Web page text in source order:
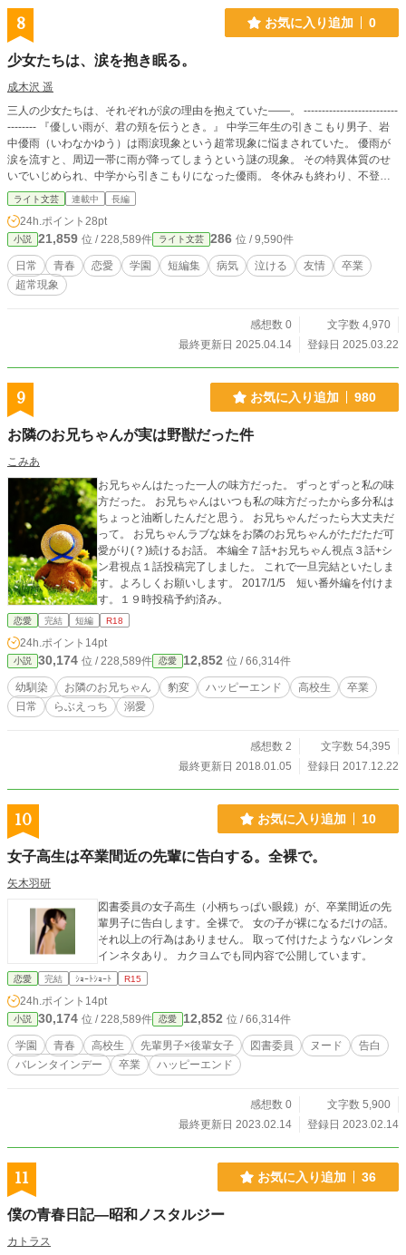
8 お気に入り追加 0
少女たちは、涙を抱き眠る。
成木沢 遥
三人の少女たちは、それぞれが涙の理由を抱えていた――。 --------------------------
-------- 『優しい雨が、君の頬を伝うとき。』 中学三年生の引きこもり男子、岩
中優雨（いわなかゆう）は雨涙現象という超常現象に悩まされていた。 優雨が
涙を流すと、周辺一帯に雨が降ってしまうという謎の現象。 その特異体質のせ
いでいじめられ、中学から引きこもりになった優雨。 冬休みも終わり、不登校
のまま卒業しようとしていたが、小学校の時の同級生、天海早織（あまみさお
り）が家に来る。 最後くらい一緒に学校に行こうと誘う早織だったが、実は早
織も奇病を抱えていて……。 ――泣きたくても泣けない少女。 ----------------------
------------ 『たとえ君が、夢の中にいるとしても。』 中学三年生の後期に、青島
栄人(あおしまえいと)は転校してきた。 心臓病を患っている妹のために……栄人
は後期からの学級委員に立候補する。妹のために、優秀な生徒でいなければなら
なかった。 そんな中、過眠症によって引きこもりになっている生徒、水川日菜
人の気持ちが揺れ動いていく……。 ――泣きたくなるほどの病を抱えている少
ての彼女、そして失恋。 僅か一週間であっけなくフラれてしまった高校三年生
の野際圭斗(のぎわけいと)は、電車の中で涙を堪えていた。 電車の中で座りなが
ら、涙を流さないように上を見上げると、目の前に立っている女の子が花井果歩
(はないかほ)だということに気づく。 学年一のマドンナ女子である果歩も、圭斗
と同じように涙を堪えていたのだった――。 ――彼氏と別れ涙する少女。 -------
ライト文芸 連載中 長編
24h.ポイント 28pt
小説 21,859 位 / 228,589件 ライト文芸 286 位 / 9,590件
日常 青春 恋愛 学園 短編集 病気 泣ける 友情
卒業
超常現象
感想数 0
文字数 4,970
最終更新日 2025.04.14
登録日 2025.03.22
9 お気に入り追加 980
お隣のお兄ちゃんが実は野獣だった件
こみあ
お兄ちゃんはたった一人の味方だった。 ずっとずっと私の味
方だった。 お兄ちゃんはいつも私の味方だったから多分私は
ちょっと油断したんだと思う。 お兄ちゃんだったら大丈夫だ
って。 お兄ちゃんラブな妹をお隣のお兄ちゃんがただただ可
愛がり(？)続けるお話。 本編全７話+お兄ちゃん視点３話+シ
ン君視点１話投稿完了しました。 これで一旦完結といたしま
す。よろしくお願いします。 2017/1/5 短い番外編を付けま
す。１９時投稿予約済み。
恋愛 完結 短編 R18
24h.ポイント 14pt
小説 30,174 位 / 228,589件 恋愛 12,852 位 / 66,314件
幼馴染 お隣のお兄ちゃん 豹変 ハッピーエンド 高校生
卒業
日常
らぶえっち 溺愛
感想数 2
文字数 54,395
最終更新日 2018.01.05
登録日 2017.12.22
10 お気に入り追加 10
女子高生は卒業間近の先輩に告白する。全裸で。
矢木羽研
図書委員の女子高生（小柄ちっぱい眼鏡）が、卒業間近の先
輩男子に告白します。全裸で。 女の子が裸になるだけの話。
それ以上の行為はありません。 取って付けたようなバレンタ
インネタあり。 カクヨムでも同内容で公開しています。
恋愛 完結 ｼｮｰﾄｼｮｰﾄ R15
24h.ポイント 14pt
小説 30,174 位 / 228,589件 恋愛 12,852 位 / 66,314件
学園 青春 高校生 先輩男子×後輩女子 図書委員 ヌード
告白
バレンタインデー
卒業 ハッピーエンド
感想数 0
文字数 5,900
最終更新日 2023.02.14
登録日 2023.02.14
11 お気に入り追加 36
僕の青春日記―昭和ノスタルジー
カトラス